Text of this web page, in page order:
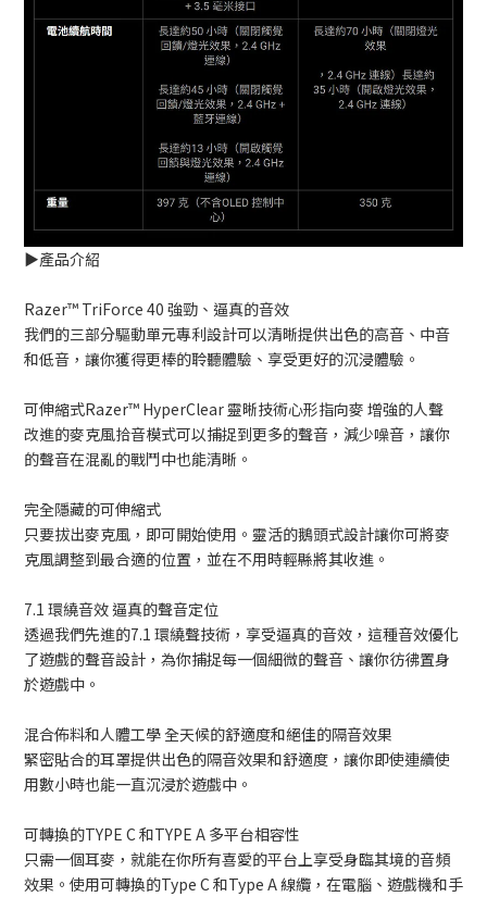
▶️產品介紹
Razer™ TriForce 40 強勁、逼真的音效
我們的三部分驅動單元專利設計可以清晰提供出色的高音、中音
和低音，讓你獲得更棒的聆聽體驗、享受更好的沉浸體驗。
可伸縮式Razer™ HyperClear 靈晰技術心形指向麥 增強的人聲
改進的麥克風拾音模式可以捕捉到更多的聲音，減少噪音，讓你
的聲音在混亂的戰鬥中也能清晰。
完全隱藏的可伸縮式
只要拔出麥克風，即可開始使用。靈活的鵝頭式設計讓你可將麥
克風調整到最合適的位置，並在不用時輕縣將其收進。
7.1 環繞音效 逼真的聲音定位
透過我們先進的7.1 環繞聲技術，享受逼真的音效，這種音效優化
了遊戲的聲音設計，為你捕捉每一個細微的聲音、讓你彷彿置身
於遊戲中。
混合佈料和人體工學 全天候的舒適度和絕佳的隔音效果
緊密貼合的耳罩提供出色的隔音效果和舒適度，讓你即使連續使
用數小時也能一直沉浸於遊戲中。
可轉換的TYPE C 和TYPE A 多平台相容性
只需一個耳麥，就能在你所有喜愛的平台上享受身臨其境的音頻
效果。使用可轉換的Type C 和Type A 線纜，在電腦、遊戲機和手